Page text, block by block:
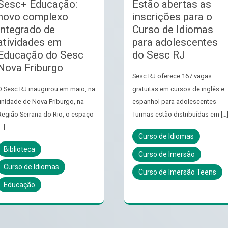
Educação:
complexo
de
em
do Sesc
Friburgo
Sesc RJ inaugurou em maio, na
de Nova Friburgo, na
Serrana do Rio, o espaço
Biblioteca
Curso de Idiomas
Educação
Estão abertas as
inscrições para o
Curso de Idiomas
para adolescentes
do Sesc RJ
Sesc RJ oferece 167 vagas
gratuitas em cursos de inglês e
espanhol para adolescentes
Turmas estão distribuídas em […]
Curso de Idiomas
Curso de Imersão
Curso de Imersão Teens